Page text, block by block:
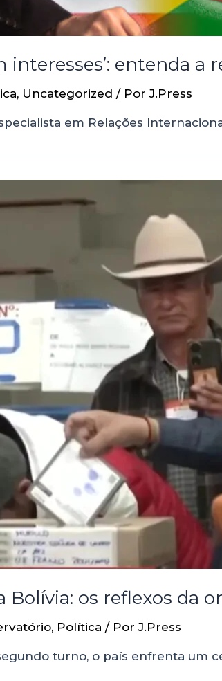
entenda a
, Uncategorized / PorJ.Press
em Relações
Bolívia: os reflexos da
, Política / PorJ.Press
turno, o país enfrenta um